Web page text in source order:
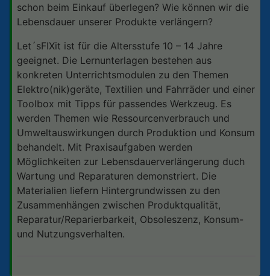
schon beim Einkauf überlegen? Wie können wir die
Lebensdauer unserer Produkte verlängern?
Let´sFIXit ist für die Altersstufe 10 – 14 Jahre
geeignet. Die Lernunterlagen bestehen aus
konkreten Unterrichtsmodulen zu den Themen
Elektro(nik)geräte, Textilien und Fahrräder und einer
Toolbox mit Tipps für passendes Werkzeug. Es
werden Themen wie Ressourcenverbrauch und
Umweltauswirkungen durch Produktion und Konsum
behandelt. Mit Praxisaufgaben werden
Möglichkeiten zur Lebensdauerverlängerung duch
Wartung und Reparaturen demonstriert. Die
Materialien liefern Hintergrundwissen zu den
Zusammenhängen zwischen Produktqualität,
Reparatur/Reparierbarkeit, Obsoleszenz, Konsum-
und Nutzungsverhalten.